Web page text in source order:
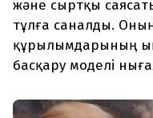
және сыртқы
тұлға саналды. Оның
құрылымдарының
басқару моделі